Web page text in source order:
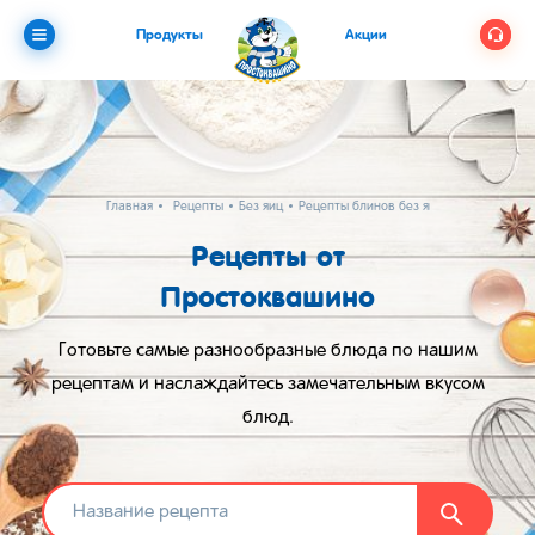
Продукты Акции
Главная Рецепты Без яиц Рецепты блинов без яиц и молока
Рецепты от
Простоквашино
Готовьте самые разнообразные блюда по нашим
рецептам и наслаждайтесь замечательным вкусом
блюд.
Найти